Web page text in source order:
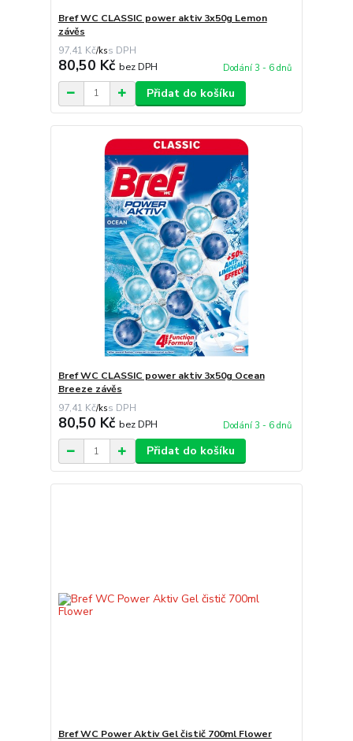
Bref WC CLASSIC power aktiv 3x50g Lemon
závěs
97,41 Kč/ks
80,50 Kč bez DPH Dodání 3 - 6 dnů
Přidat do košíku
Bref WC CLASSIC power aktiv 3x50g Ocean
Breeze závěs
97,41 Kč/ks
80,50 Kč bez DPH Dodání 3 - 6 dnů
Přidat do košíku
Bref WC Power Aktiv Gel čistič 700ml Flower